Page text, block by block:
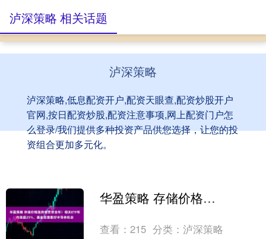
泸深策略
泸深策略,低息配资开户,配资天眼查,配资炒股开户
官网,按日配资炒股,配资注意事项,网上配资门户怎
么登录/我们提供多种投资产品供您选择，让您的投
资组合更加多元化。
泸深策略 相关话题
华盈策略 存储价格涨势将贯穿全年！相关ETF年内涨超25%，基金经理看好半导体机会
查看：215 分类： 泸深策略